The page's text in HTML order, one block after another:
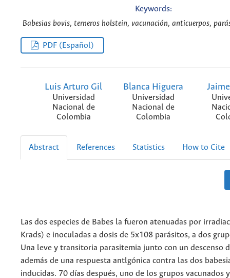
Keywords:
Babesias bovis, terneros holstein, vacunación, anticuerpos,
PDF (Español)
Luis Arturo Gil
Universidad
Nacional de
Colombia
Blanca Higuera
Universidad
Nacional de
Colombia
Abstract References Statistics How to Cite
Las dos especies de Babes la fueron atenuadas por
Krads) e inoculadas a dosis de 5x108 parásitos, a dos
Una leve y transitoria parasitemia junto con un descenso
además de una respuesta antlgónica contra las dos
inducidas. 70 días después, uno de los grupos vacunados